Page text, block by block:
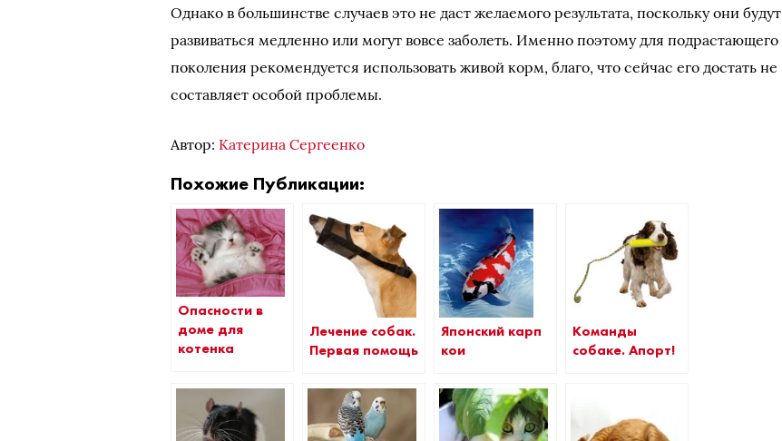
Однако в большинстве случаев это не даст желаемого результата, поскольку они будут
развиваться медленно или могут вовсе заболеть. Именно поэтому для подрастающего
поколения рекомендуется использовать живой корм, благо, что сейчас его достать не
составляет особой проблемы.
Автор: Катерина Сергеенко
Похожие Публикации:
Опасности в
доме для
котенка
Лечение собак.
Первая помощь
Японский карп
кои
Команды
собаке. Апорт!